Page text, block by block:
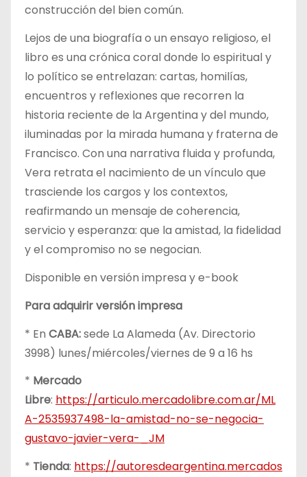
construcción del bien común.
Lejos de una biografía o un ensayo religioso, el
libro es una crónica coral donde lo espiritual y
lo político se entrelazan: cartas, homilías,
encuentros y reflexiones que recorren la
historia reciente de la Argentina y del mundo,
iluminadas por la mirada humana y fraterna de
Francisco. Con una narrativa fluida y profunda,
Vera retrata el nacimiento de un vínculo que
trasciende los cargos y los contextos,
reafirmando un mensaje de coherencia,
servicio y esperanza: que la amistad, la fidelidad
y el compromiso no se negocian.
Disponible en versión impresa y e-book
Para adquirir versión impresa
* En CABA:sede La Alameda (Av. Directorio
3998) lunes/miércoles/viernes de 9 a 16 hs
* Mercado
Libre: https://articulo.mercadolibre.com.ar/ML
A-2535937498-la-amistad-no-se-negocia-
gustavo-javier-vera-_JM
* Tienda: https://autoresdeargentina.mercados